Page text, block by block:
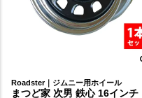
Roadster｜ジムニー用ホイール
まつど家 次男 鉄心 16インチ